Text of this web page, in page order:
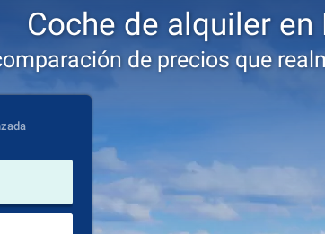
Coche de alquiler en
de precios que
lugar de alquiler
Lugar de devolución